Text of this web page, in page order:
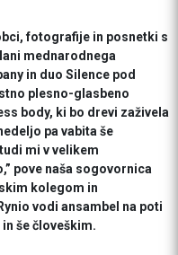
fotografije in posnetki s
mednarodnega
in duo Silence pod
plesno-glasbeno
body, ki bo drevi zaživela
pa vabita še
mi v velikem
pove naša sogovornica
kolegom in
vodi ansambel na poti
še človeškim.